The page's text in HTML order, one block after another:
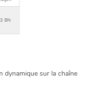
BN
dynamique sur la chaîne